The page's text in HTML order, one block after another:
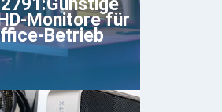
Monitore für
Betrieb